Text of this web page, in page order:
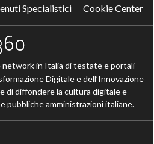
Specialistici
Cookie Center
network in Italia di testate e portali
Digitale e dell’Innovazione
di diffondere la cultura digitale e
pubbliche amministrazioni italiane.